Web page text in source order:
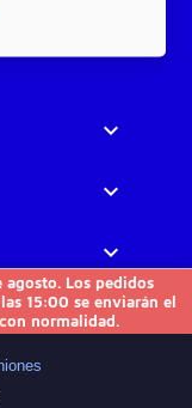
agosto. Los pedidos
15:00 se enviarán el
normalidad.


